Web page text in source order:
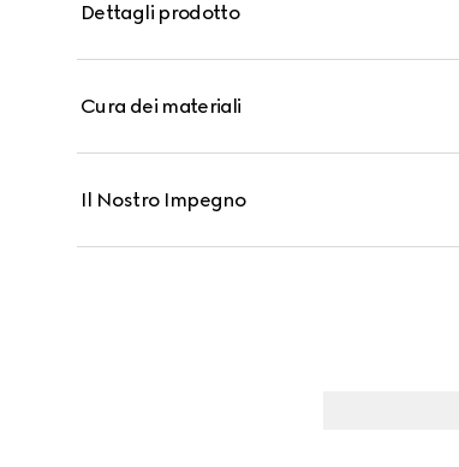
Dettagli prodotto
Cura dei materiali
Il Nostro Impegno